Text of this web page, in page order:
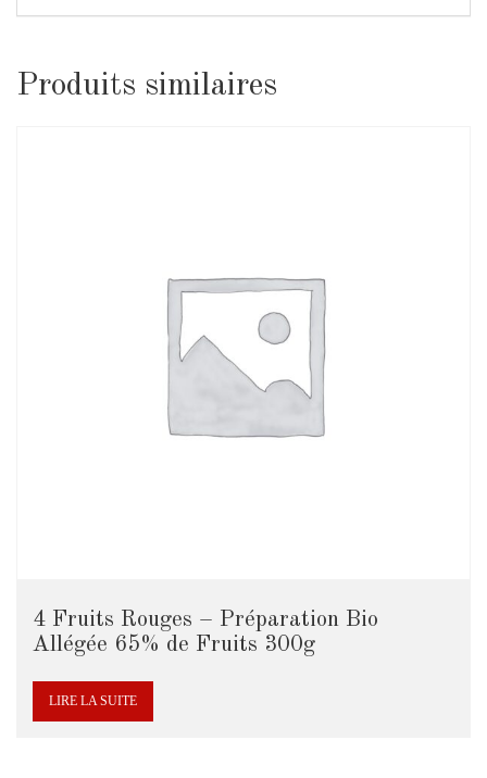
Produits similaires
4 Fruits Rouges – Préparation Bio
Allégée 65% de Fruits 300g
LIRE LA SUITE